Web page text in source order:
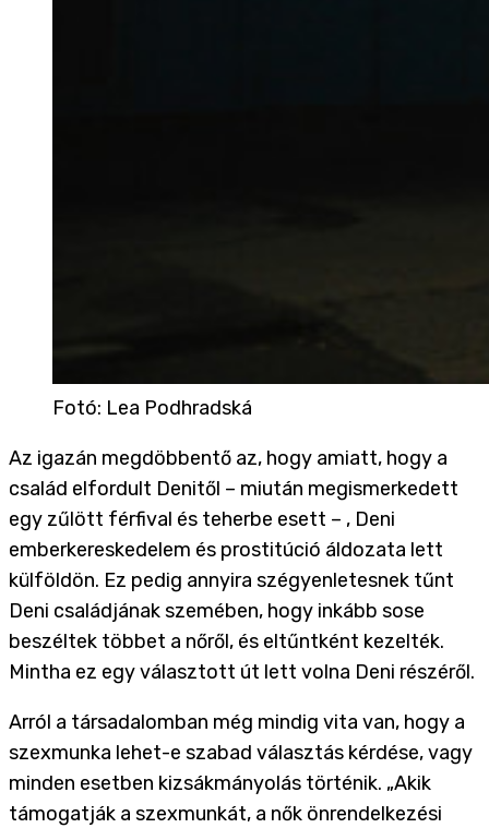
Fotó: Lea Podhradská
Az igazán megdöbbentő az, hogy amiatt, hogy a
család elfordult Denitől – miután megismerkedett
egy zűlött férfival és teherbe esett – , Deni
emberkereskedelem és prostitúció áldozata lett
külföldön. Ez pedig annyira szégyenletesnek tűnt
Deni családjának szemében, hogy inkább sose
beszéltek többet a nőről, és eltűntként kezelték.
Mintha ez egy választott út lett volna Deni részéről.
Arról a társadalomban még mindig vita van, hogy a
szexmunka lehet-e szabad választás kérdése, vagy
minden esetben kizsákmányolás történik. „Akik
támogatják a szexmunkát, a nők önrendelkezési